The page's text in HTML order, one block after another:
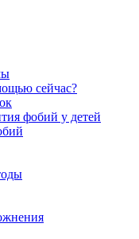
сейчас?
фобий у детей